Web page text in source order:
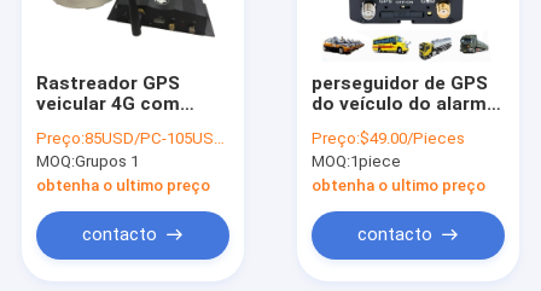
Rastreador GPS
veicular 4G com
on-line remoto ao
vivo
Preço:85USD/PC-105USD/PC
MOQ:Grupos 1
obtenha o ultimo preço
contacto
perseguidor de GPS
do veículo do alarme
Bluetooth RFID
nenhuma taxa
mensal
Preço:$49.00/Pieces
MOQ:1piece
obtenha o ultimo preço
contacto